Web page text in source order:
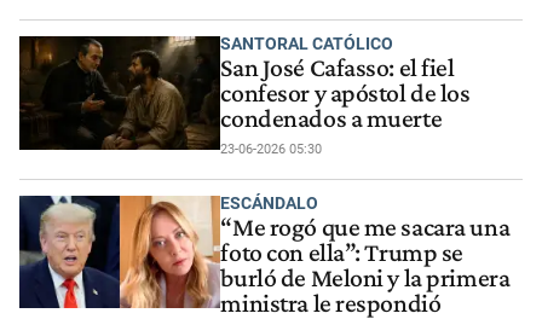
SANTORAL CATÓLICO
San José Cafasso: el fiel
confesor y apóstol de los
condenados a muerte
23-06-2026 05:30
ESCÁNDALO
“Me rogó que me sacara una
foto con ella”: Trump se
burló de Meloni y la primera
ministra le respondió